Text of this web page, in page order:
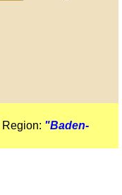
Region: "Baden-